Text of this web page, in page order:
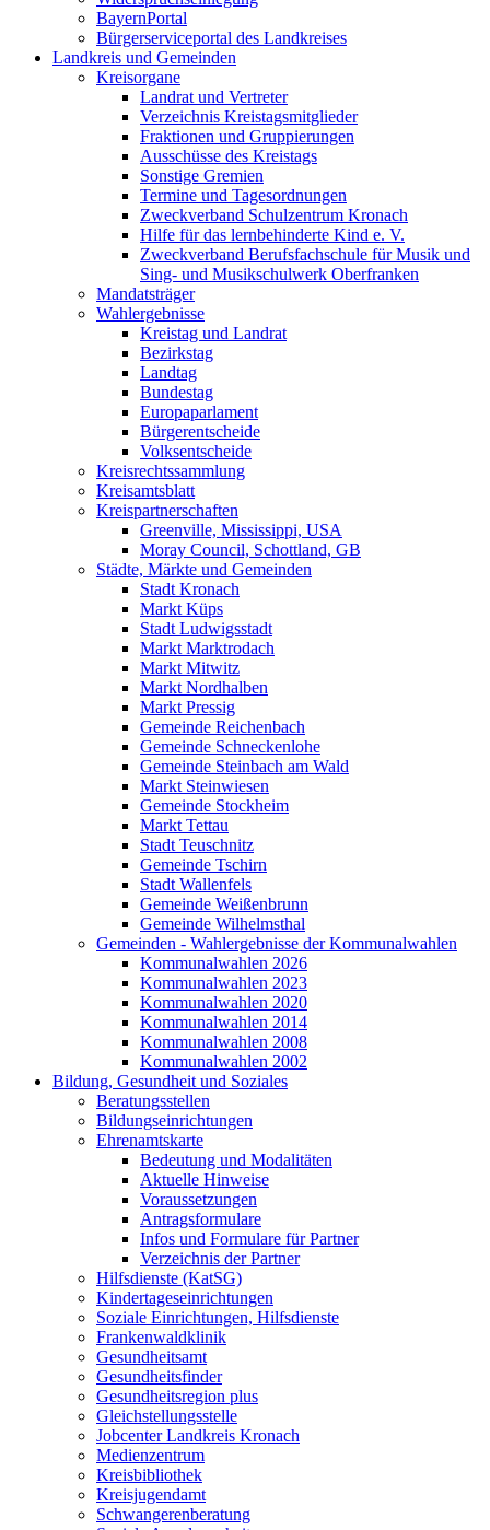
BayernPortal
Bürgerserviceportal des Landkreises
Landkreis und Gemeinden
Kreisorgane
Landrat und Vertreter
Verzeichnis Kreistagsmitglieder
Fraktionen und Gruppierungen
Ausschüsse des Kreistags
Sonstige Gremien
Termine und Tagesordnungen
Zweckverband Schulzentrum Kronach
Hilfe für das lernbehinderte Kind e. V.
Zweckverband Berufsfachschule für Musik und
Sing- und Musikschulwerk Oberfranken
Mandatsträger
Wahlergebnisse
Kreistag und Landrat
Bezirkstag
Landtag
Bundestag
Europaparlament
Bürgerentscheide
Volksentscheide
Kreisrechtssammlung
Kreisamtsblatt
Kreispartnerschaften
Greenville, Mississippi, USA
Moray Council, Schottland, GB
Städte, Märkte und Gemeinden
Stadt Kronach
Markt Küps
Stadt Ludwigsstadt
Markt Marktrodach
Markt Mitwitz
Markt Nordhalben
Markt Pressig
Gemeinde Reichenbach
Gemeinde Schneckenlohe
Gemeinde Steinbach am Wald
Markt Steinwiesen
Gemeinde Stockheim
Markt Tettau
Stadt Teuschnitz
Gemeinde Tschirn
Stadt Wallenfels
Gemeinde Weißenbrunn
Gemeinde Wilhelmsthal
Gemeinden - Wahlergebnisse der Kommunalwahlen
Kommunalwahlen 2026
Kommunalwahlen 2023
Kommunalwahlen 2020
Kommunalwahlen 2014
Kommunalwahlen 2008
Kommunalwahlen 2002
Bildung, Gesundheit und Soziales
Beratungsstellen
Bildungseinrichtungen
Ehrenamtskarte
Bedeutung und Modalitäten
Aktuelle Hinweise
Voraussetzungen
Antragsformulare
Infos und Formulare für Partner
Verzeichnis der Partner
Hilfsdienste (KatSG)
Kindertageseinrichtungen
Soziale Einrichtungen, Hilfsdienste
Frankenwaldklinik
Gesundheitsamt
Gesundheitsfinder
Gesundheitsregion plus
Gleichstellungsstelle
Jobcenter Landkreis Kronach
Medienzentrum
Kreisbibliothek
Kreisjugendamt
Schwangerenberatung